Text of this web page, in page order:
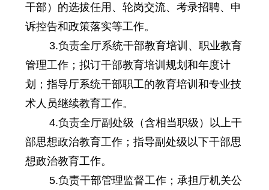
干部）的选拔任用、轮岗交流、考录招聘、申
诉控告和政策落实等工作。
3.负责全厅系统干部教育培训、职业教育
管理工作；拟订干部教育培训规划和年度计
划；指导厅系统干部职工的教育培训和专业技
术人员继续教育工作。
4.负责全厅副处级（含相当职级）以上干
部思想政治教育工作；指导副处级以下干部思
想政治教育工作。
5.负责干部管理监督工作；承担厅机关公